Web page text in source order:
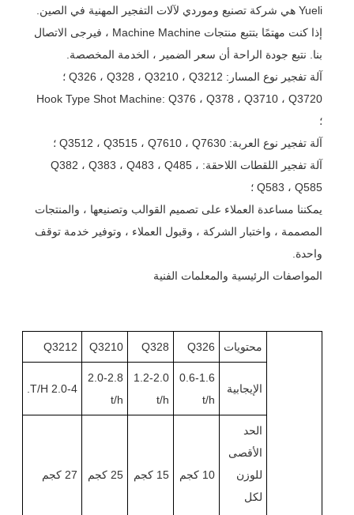
Yueli هي شركة تصنيع وموردي لآلات التفجير المهنية في الصين.
إذا كنت مهتمًا بتتبع منتجات Machine Machine ، فيرجى الاتصال
بنا. نتبع جودة الراحة أن سعر الضمير ، الخدمة المخصصة.
آلة تفجير نوع المسار: Q326 ، Q328 ، Q3210 ، Q3212 ؛
Hook Type Shot Machine: Q376 ، Q378 ، Q3710 ، Q3720
؛
آلة تفجير نوع العربة: Q3512 ، Q3515 ، Q7610 ، Q7630 ؛
آلة تفجير اللقطات اللاحقة: Q382 ، Q383 ، Q483 ، Q485 ،
Q583 ، Q585 ؛
يمكننا مساعدة العملاء على تصميم القوالب وتصنيعها ، والمنتجات
المصممة ، واختبار الشركة ، وقبول العملاء ، وتوفير خدمة توقف
واحدة.
المواصفات الرئيسية والمعلمات الفنية
محتويات Q326
Q328
Q3210
Q3212
الإيجابية
0.6-1.6
t/h
1.2-2.0
t/h
2.0-2.8
t/h
2.0-4 T/H.
الحد
الأقصى
للوزن
لكل
10 كجم 15 كجم 25 كجم 27 كجم